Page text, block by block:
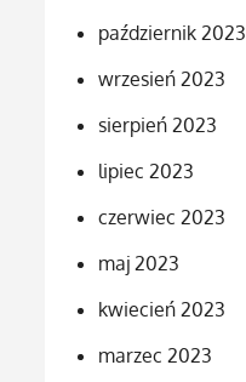
październik 2023
wrzesień 2023
sierpień 2023
lipiec 2023
czerwiec 2023
maj 2023
kwiecień 2023
marzec 2023